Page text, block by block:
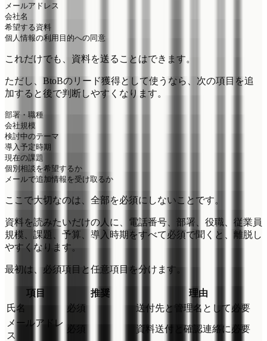
メールアドレス
会社名
希望する資料
これだけでも、資料を送ることはできます。
ただし、BtoBのリード獲得として使うなら、次の項目を追
加すると後で判断しやすくなります。
部署・職種
会社規模
検討中のテーマ
導入予定時期
現在の課題
個別相談を希望するか
ここで大切なのは、全部を必須にしないことです。
資料を読みたいだけの人に、電話番号、部署、役職、従業員
規模、課題、予算、導入時期をすべて必須で聞くと、離脱し
やすくなります。
最初は、必須項目と任意項目を分けます。
項目 推奨
理由
氏名
必須
送付先と管理名として必要
メールアドレ
ス
資料送付と確認連絡に必要